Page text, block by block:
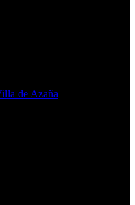
de Azaña